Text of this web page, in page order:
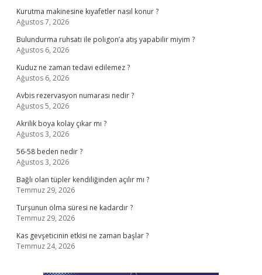
Kurutma makinesine kıyafetler nasıl konur ?
Ağustos 7, 2026
Bulundurma ruhsatı ile poligon’a atış yapabilir miyim ?
Ağustos 6, 2026
Kuduz ne zaman tedavi edilemez ?
Ağustos 6, 2026
Avbis rezervasyon numarası nedir ?
Ağustos 5, 2026
Akrilik boya kolay çıkar mı ?
Ağustos 3, 2026
56-58 beden nedir ?
Ağustos 3, 2026
Bağlı olan tüpler kendiliğinden açılır mı ?
Temmuz 29, 2026
Turşunun olma süresi ne kadardır ?
Temmuz 29, 2026
Kas gevşeticinin etkisi ne zaman başlar ?
Temmuz 24, 2026